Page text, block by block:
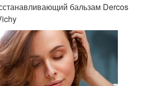
бальзам Dercos